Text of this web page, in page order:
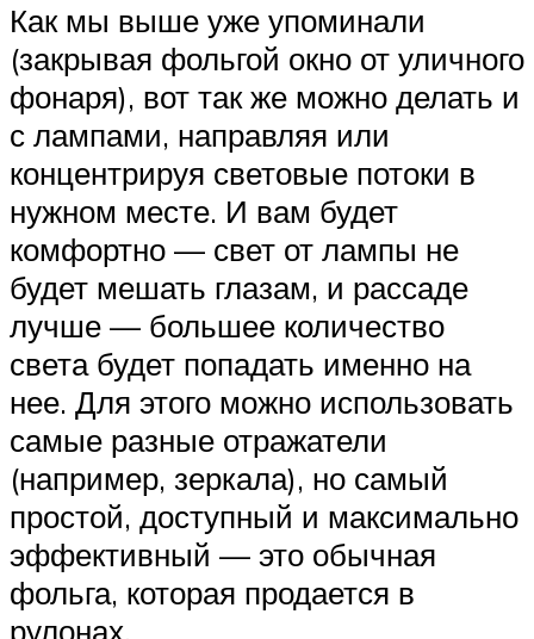
Как мы выше уже упоминали
(закрывая фольгой окно от уличного
фонаря), вот так же можно делать и
с лампами, направляя или
концентрируя световые потоки в
нужном месте. И вам будет
комфортно — свет от лампы не
будет мешать глазам, и рассаде
лучше — большее количество
света будет попадать именно на
нее. Для этого можно использовать
самые разные отражатели
(например, зеркала), но самый
простой, доступный и максимально
эффективный — это обычная
фольга, которая продается в
рулонах.